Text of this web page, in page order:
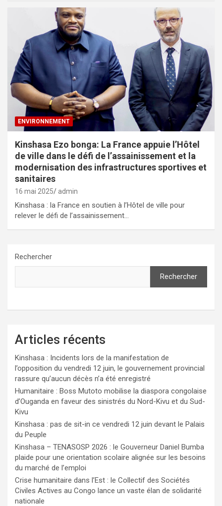
ENVIRONNEMENT
Kinshasa Ezo bonga: La France appuie l’Hôtel
de ville dans le défi de l’assainissement et la
modernisation des infrastructures sportives et
sanitaires
16 mai 2025 admin
Kinshasa : la France en soutien à l’Hôtel de ville pour
relever le défi de l’assainissement…
Rechercher
Rechercher
Articles récents
Kinshasa : Incidents lors de la manifestation de
l’opposition du vendredi 12 juin, le gouvernement provincial
rassure qu’aucun décès n’a été enregistré
Humanitaire : Boss Mutoto mobilise la diaspora congolaise
d’Ouganda en faveur des sinistrés du Nord-Kivu et du Sud-
Kivu
Kinshasa : pas de sit-in ce vendredi 12 juin devant le Palais
du Peuple
Kinshasa – TENASOSP 2026 : le Gouverneur Daniel Bumba
plaide pour une orientation scolaire alignée sur les besoins
du marché de l’emploi
Crise humanitaire dans l’Est : le Collectif des Sociétés
Civiles Actives au Congo lance un vaste élan de solidarité
nationale